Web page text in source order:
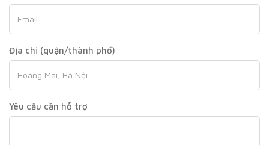
Địa chỉ (quận/thành phố)
Yêu cầu cần hỗ trợ